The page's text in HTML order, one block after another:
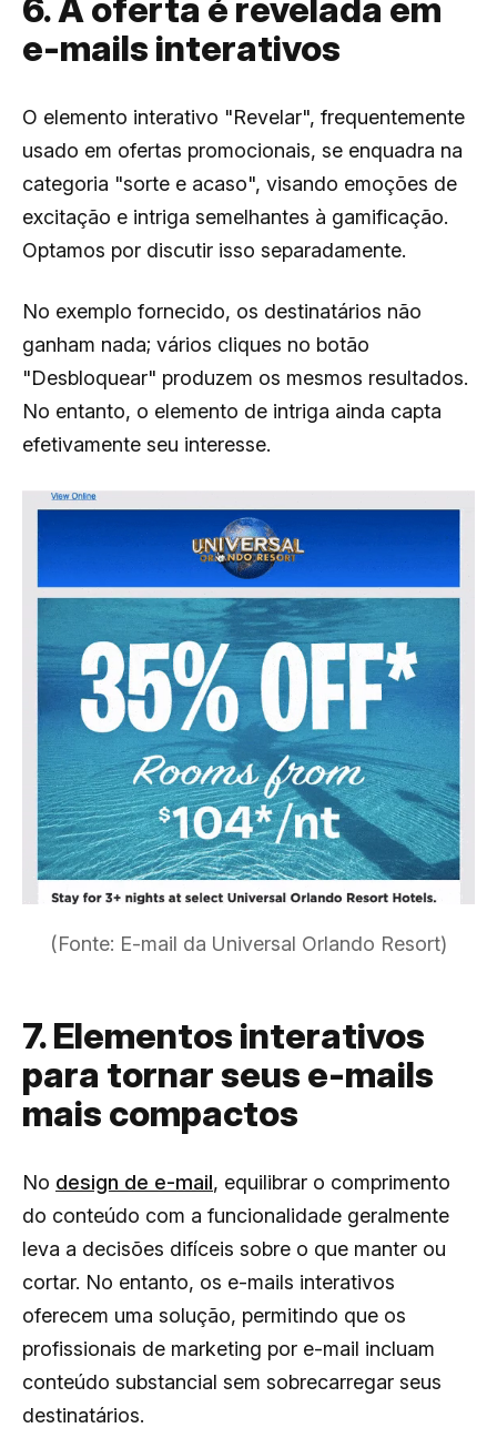
6. A oferta é revelada em
e-mails interativos
O elemento interativo "Revelar", frequentemente
usado em ofertas promocionais, se enquadra na
categoria "sorte e acaso", visando emoções de
excitação e intriga semelhantes à gamificação.
Optamos por discutir isso separadamente.
No exemplo fornecido, os destinatários não
ganham nada; vários cliques no botão
"Desbloquear" produzem os mesmos resultados.
No entanto, o elemento de intriga ainda capta
efetivamente seu interesse.
(Fonte: E-mail da Universal Orlando Resort)
7. Elementos interativos
para tornar seus e-mails
mais compactos
No design de e-mail, equilibrar o comprimento
do conteúdo com a funcionalidade geralmente
leva a decisões difíceis sobre o que manter ou
cortar. No entanto, os e-mails interativos
oferecem uma solução, permitindo que os
profissionais de marketing por e-mail incluam
conteúdo substancial sem sobrecarregar seus
destinatários.